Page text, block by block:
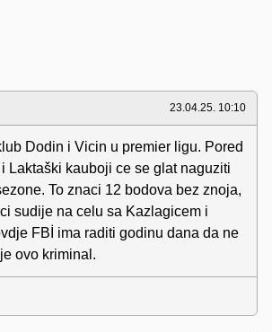
23.04.25. 10:10
Dodin i Vicin u premier ligu. Pored
Laktaški kauboji ce se glat naguziti
To znaci 12 bodova bez znoja,
sudije na celu sa Kazlagicem i
FBİ ima raditi godinu dana da ne
ovo kriminal.